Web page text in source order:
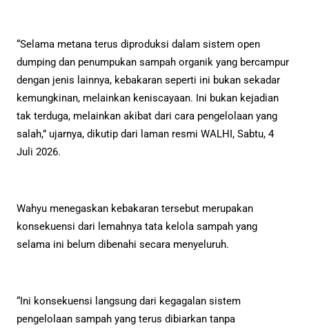
“Selama metana terus diproduksi dalam sistem open
dumping dan penumpukan sampah organik yang bercampur
dengan jenis lainnya, kebakaran seperti ini bukan sekadar
kemungkinan, melainkan keniscayaan. Ini bukan kejadian
tak terduga, melainkan akibat dari cara pengelolaan yang
salah,” ujarnya, dikutip dari laman resmi WALHI, Sabtu, 4
Juli 2026.
Wahyu menegaskan kebakaran tersebut merupakan
konsekuensi dari lemahnya tata kelola sampah yang
selama ini belum dibenahi secara menyeluruh.
“Ini konsekuensi langsung dari kegagalan sistem
pengelolaan sampah yang terus dibiarkan tanpa